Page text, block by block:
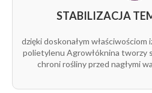
STABILIZACJA
dzięki doskonałym
polietylenu Agrowłóknina tworzy
chroni rośliny przed nagłymi